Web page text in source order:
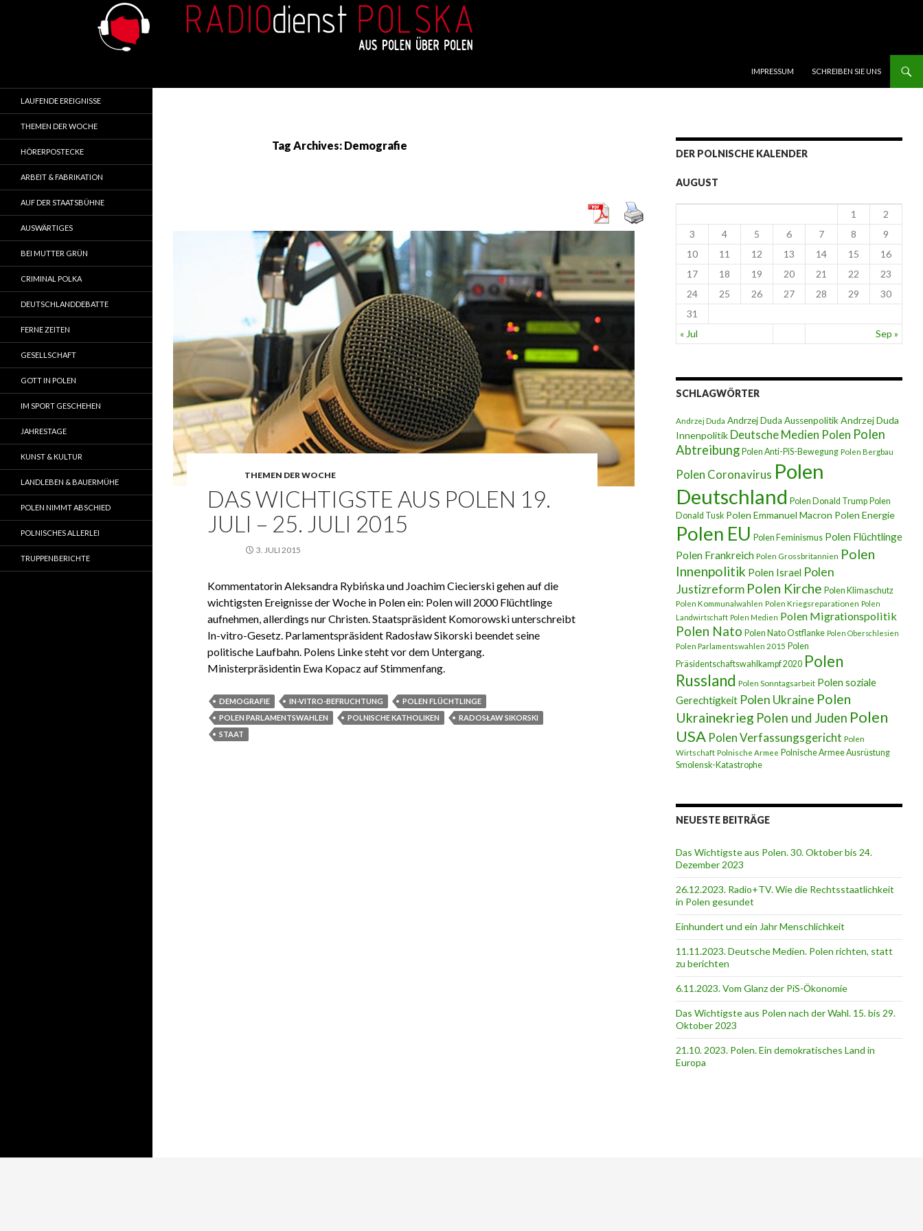
IMPRESSUM
SCHREIBEN SIE UNS
Tag Archives: Demografie
THEMEN DER WOCHE
DAS WICHTIGSTE AUS POLEN 19.
JULI – 25. JULI 2015
3. JULI 2015
Kommentatorin Aleksandra Rybińska und Joachim Ciecierski gehen auf die
wichtigsten Ereignisse der Woche in Polen ein: Polen will 2000 Flüchtlinge
aufnehmen, allerdings nur Christen. Staatspräsident Komorowski unterschreibt
In-vitro-Gesetz. Parlamentspräsident Radosław Sikorski beendet seine
politische Laufbahn. Polens Linke steht vor dem Untergang.
Ministerpräsidentin Ewa Kopacz auf Stimmenfang.
DEMOGRAFIE IN-VITRO-BEFRUCHTUNG
POLEN FLÜCHTLINGE
POLEN PARLAMENTSWAHLEN
POLNISCHE KATHOLIKEN
RADOSŁAW SIKORSKI
STAAT
DER POLNISCHE KALENDER
AUGUST
« Jul Sep »
1
2
3
4 5 6 7 8
9
10
11 12 13 14 15
16
17
18 19 20 21 22
23
24
25 26 27 28 29
30
31
SCHLAGWÖRTER
Andrzej Duda Andrzej Duda Aussenpolitik Andrzej Duda
Innenpolitik Deutsche Medien Polen Polen
Abtreibung Polen Anti-PiS-Bewegung Polen Bergbau
Polen Coronavirus Polen
Deutschland Polen Donald Trump Polen
Donald Tusk Polen Emmanuel Macron Polen Energie
Polen EU Polen Feminismus Polen Flüchtlinge
Polen Frankreich Polen Grossbritannien Polen
Innenpolitik Polen Israel Polen
Justizreform Polen Kirche Polen Klimaschutz
Polen Kommunalwahlen Polen Kriegsreparationen Polen
Landwirtschaft Polen Medien Polen Migrationspolitik
Polen Nato Polen Nato Ostflanke Polen Oberschlesien
Polen Parlamentswahlen 2015 Polen
Präsidentschaftswahlkampf 2020 Polen
Russland Polen Sonntagsarbeit Polen soziale
Gerechtigkeit Polen Ukraine Polen
Ukrainekrieg Polen und Juden Polen
USA Polen Verfassungsgericht Polen
Wirtschaft Polnische Armee Polnische Armee Ausrüstung
Smolensk-Katastrophe
NEUESTE BEITRÄGE
Das Wichtigste aus Polen. 30. Oktober bis 24.
Dezember 2023
26.12.2023. Radio+TV. Wie die Rechtsstaatlichkeit
in Polen gesundet
Einhundert und ein Jahr Menschlichkeit
11.11.2023. Deutsche Medien. Polen richten, statt
zu berichten
6.11.2023. Vom Glanz der PiS-Ӧkonomie
Das Wichtigste aus Polen nach der Wahl. 15. bis 29.
Oktober 2023
21.10. 2023. Polen. Ein demokratisches Land in
Europa
LAUFENDE EREIGNISSE
THEMEN DER WOCHE
HÖRERPOSTECKE
ARBEIT & FABRIKATION
AUF DER STAATSBÜHNE
AUSWÄRTIGES
BEI MUTTER GRÜN
CRIMINAL POLKA
DEUTSCHLANDDEBATTE
FERNE ZEITEN
GESELLSCHAFT
GOTT IN POLEN
IM SPORT GESCHEHEN
JAHRESTAGE
KUNST & KULTUR
LANDLEBEN & BAUERMÜHE
POLEN NIMMT ABSCHIED
POLNISCHES ALLERLEI
TRUPPENBERICHTE